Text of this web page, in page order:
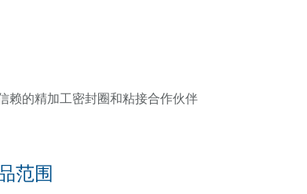
赖的精加工密封圈和粘接合作伙伴
范围